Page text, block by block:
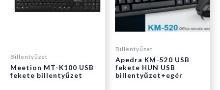
Billentyűzet
Meetion MT-K100 USB
fekete billentyűzet
Billentyűzet
Apedra KM-520 USB
fekete HUN USB
billentyűzet+egér